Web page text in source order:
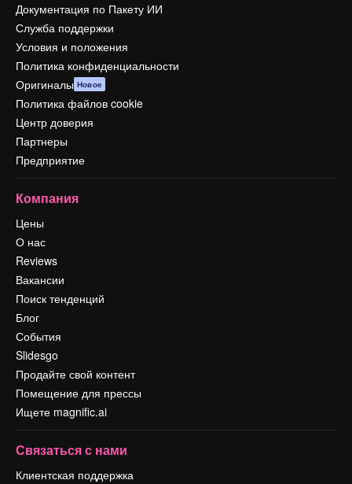
Документация по Пакету ИИ
Служба поддержки
Условия и положения
Политика конфиденциальности
Оригиналы Новое
Политика файлов cookie
Центр доверия
Партнеры
Предприятие
Компания
Цены
О нас
Reviews
Вакансии
Поиск тенденций
Блог
События
Slidesgo
Продайте свой контент
Помещение для прессы
Ищете magnific.ai
Связаться с нами
Клиентская поддержка